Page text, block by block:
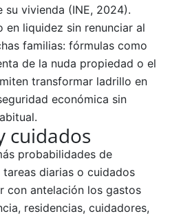
vivienda (INE, 2024).
liquidez sin renunciar al
familias: fórmulas como
de la nuda propiedad o el
transformar ladrillo en
económica sin
cuidados
probabilidades de
diarias o cuidados
con antelación los gastos
residencias, cuidadores,